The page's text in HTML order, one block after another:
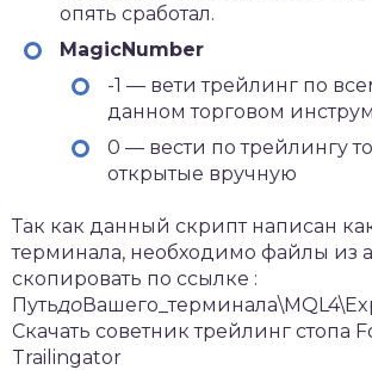
опять сработал.
MagicNumber
-1 — вети трейлинг по
данном торговом
0 — вести по трейлингу
открытые вручную
Так как данный скрипт написан
терминала, необходимо файлы из
скопировать по ссылке :
Путьдо
Скачать советник трейлинг стопа
Trailingator